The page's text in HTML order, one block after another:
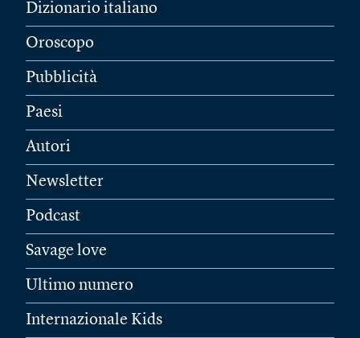
Dizionario italiano
Oroscopo
Pubblicità
Paesi
Autori
Newsletter
Podcast
Savage love
Ultimo numero
Internazionale Kids